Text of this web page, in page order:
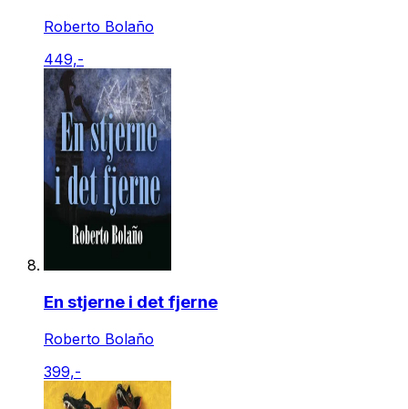
Roberto Bolaño
449,-
En stjerne i det fjerne
Roberto Bolaño
399,-